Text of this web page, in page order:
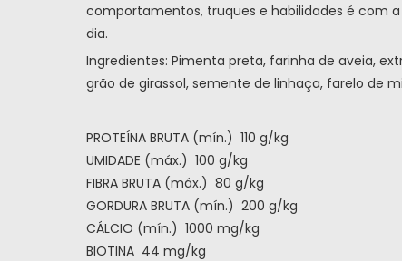
comportamentos, truques e habilidades é com
dia.
Ingredientes: Pimenta preta, farinha de aveia,
grão de girassol, semente de linhaça, farelo de
PROTEÍNA BRUTA (mín.) 110 g/kg
UMIDADE (máx.) 100 g/kg
FIBRA BRUTA (máx.) 80 g/kg
GORDURA BRUTA (mín.) 200 g/kg
CÁLCIO (mín.) 1000 mg/kg
BIOTINA 44 mg/kg